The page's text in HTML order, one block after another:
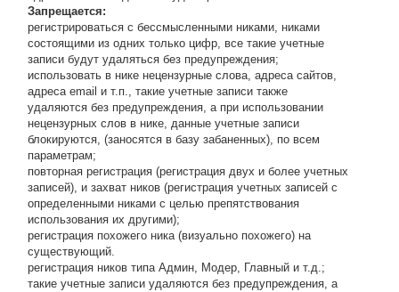
Запрещается:
регистрироваться с бессмысленными никами, никами
состоящими из одних только цифр, все такие учетные
записи будут удаляться без предупреждения;
использовать в нике нецензурные слова, адреса сайтов,
адреса email и т.п., такие учетные записи также
удаляются без предупреждения, а при использовании
нецензурных слов в нике, данные учетные записи
блокируются, (заносятся в базу забаненных), по всем
параметрам;
повторная регистрация (регистрация двух и более учетных
записей), и захват ников (регистрация учетных записей с
определенными никами с целью препятствования
использования их другими);
регистрация похожего ника (визуально похожего) на
существующий.
регистрация ников типа Админ, Модер, Главный и т.д.;
такие учетные записи удаляются без предупреждения, а